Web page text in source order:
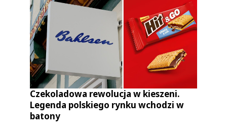
Czekoladowa rewolucja w kieszeni.
Legenda polskiego rynku wchodzi w
batony